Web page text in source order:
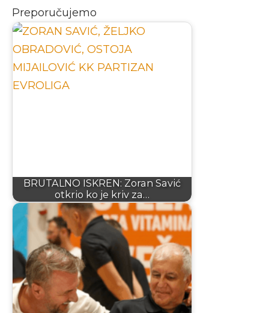
Preporučujemo
BRUTALNO ISKREN: Zoran Savić
otkrio ko je kriv za…